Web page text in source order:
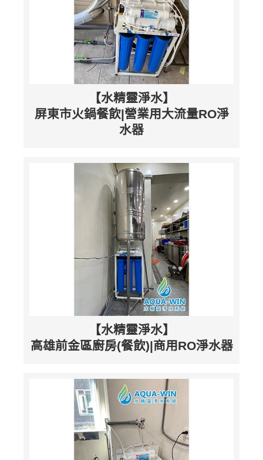
【水精靈淨水】
屏東市火鍋餐飲|營業用大流量RO淨
水器
【水精靈淨水】
高雄前金區廚房(餐飲)|商用RO淨水器